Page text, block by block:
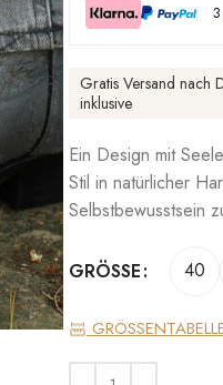
Gratis Versand nach
inklusive
Ein Design mit
Stil in natürlicher
Selbstbewusstsein
GRÖSSE 40